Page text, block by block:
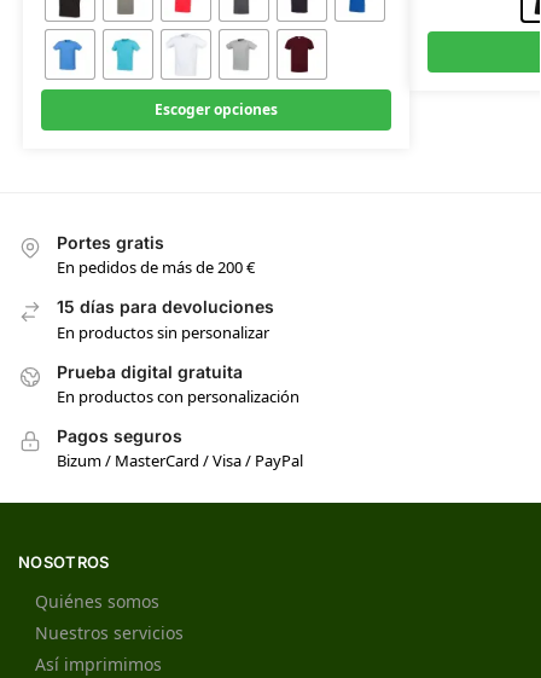
Escoger opciones
Portes gratis
En pedidos de más de 200 €
15 días para devoluciones
En productos sin personalizar
Prueba digital gratuita
En productos con personalización
Pagos seguros
Bizum / MasterCard / Visa / PayPal
NOSOTROS
Quiénes somos
Nuestros servicios
Así imprimimos